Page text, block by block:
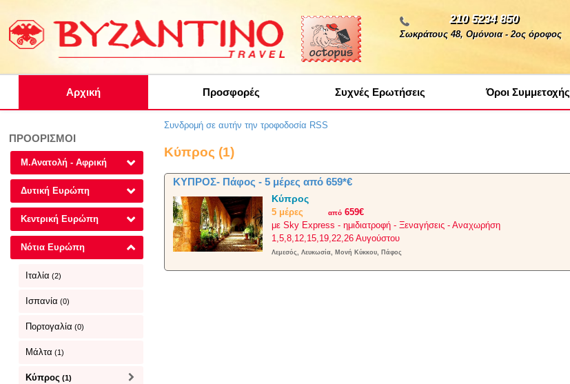
210 5234 850
Σωκράτους 48, Ομόνοια - 2ος όροφος
Αρχική Προσφορές Συχνές Ερωτήσεις Όροι Συμμετοχής
ΠΡΟΟΡΙΣΜΟΙ
Μ.Ανατολή - Αφρική
Δυτική Ευρώπη
Κεντρική Ευρώπη
Νότια Ευρώπη
Ιταλία (2)
Ισπανία (0)
Πορτογαλία (0)
Μάλτα (1)
Κύπρος (1)
Συνδρομή σε αυτήν την τροφοδοσία RSS
Κύπρος (1)
ΚΥΠΡΟΣ- Πάφος - 5 μέρες από 659*€
Κύπρος
5 μέρες από 659€
με Sky Express - ημιδιατροφή - Ξεναγήσεις - Αναχωρήση
1,5,8,12,15,19,22,26 Αυγούστου
Λεμεσός, Λευκωσία, Μονή Κύκκου, Πάφος